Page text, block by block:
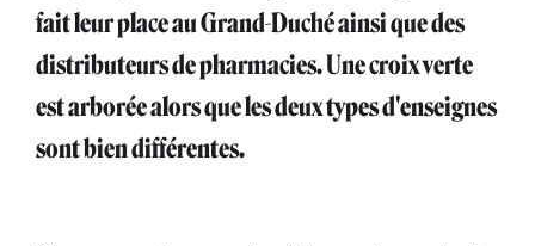
fait leur place au Grand-Duché ainsi que des
distributeurs de pharmacies. Une croix verte
est arborée alors que les deux types d'enseignes
sont bien différentes.